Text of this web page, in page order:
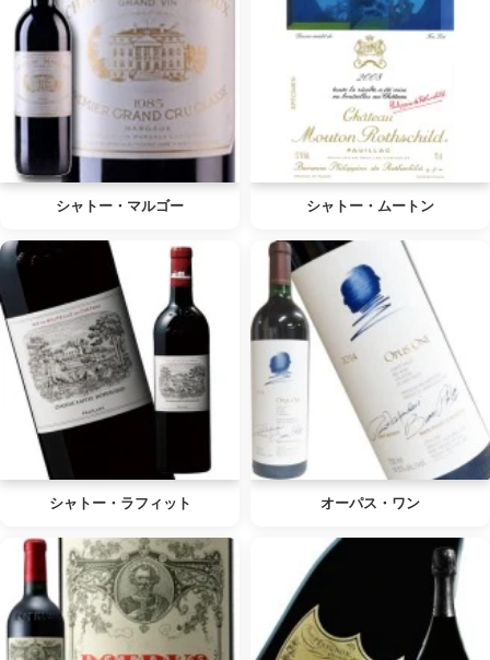
シャトー・マルゴー シャトー・ムートン
シャトー・ラフィット オーパス・ワン